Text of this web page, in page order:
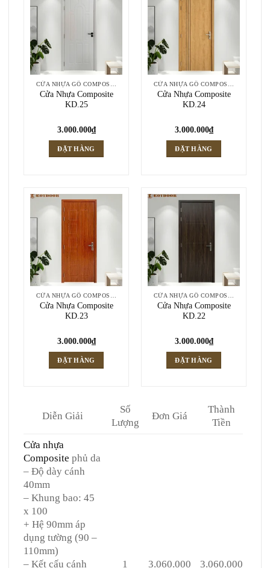
CỬA NHỰA GỖ COMPOSITE
Cửa Nhựa Composite
KD.25
3.000.000₫
ĐẶT HÀNG
CỬA NHỰA GỖ COMPOSITE
Cửa Nhựa Composite
KD.24
3.000.000₫
ĐẶT HÀNG
CỬA NHỰA GỖ COMPOSITE
Cửa Nhựa Composite
KD.23
3.000.000₫
ĐẶT HÀNG
CỬA NHỰA GỖ COMPOSITE
Cửa Nhựa Composite
KD.22
3.000.000₫
ĐẶT HÀNG
Diễn Giải
Số
Lượng
Đơn Giá
Thành
Tiền
Cửa nhựa
Composite phủ da
– Độ dày cánh
40mm
– Khung bao: 45
x 100
+ Hệ 90mm áp
dụng tường (90 –
110mm)
– Kết cấu cánh
1 3.060.000 3.060.000